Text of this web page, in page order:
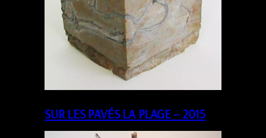
SUR LES PAVÉS LA PLAGE – 2015